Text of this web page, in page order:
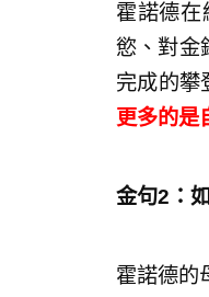
霍諾德
慾、對金
完成的攀
更多的是
金句2：
霍諾德的